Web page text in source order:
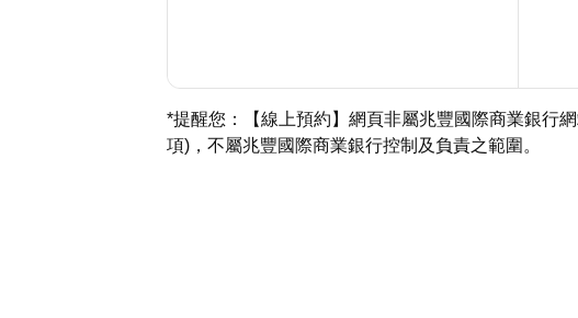
*提醒您：【線上預約】網頁非屬兆豐國際商業銀行
項)，不屬兆豐國際商業銀行控制及負責之範圍。